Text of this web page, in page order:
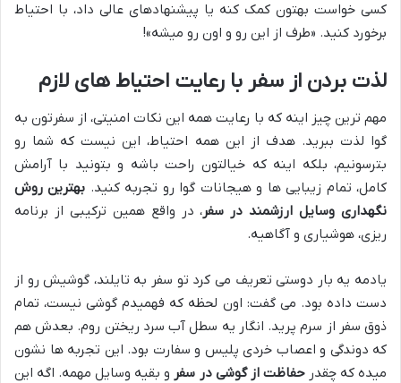
کسی خواست بهتون کمک کنه یا پیشنهادهای عالی داد، با احتیاط
برخورد کنید. «طرف از این رو و اون رو میشه»!
لذت بردن از سفر با رعایت احتیاط های لازم
مهم ترین چیز اینه که با رعایت همه این نکات امنیتی، از سفرتون به
گوا لذت ببرید. هدف از این همه احتیاط، این نیست که شما رو
بترسونیم، بلکه اینه که خیالتون راحت باشه و بتونید با آرامش
کامل، تمام زیبایی ها و هیجانات گوا رو تجربه کنید. بهترین روش
نگهداری وسایل ارزشمند در سفر، در واقع همین ترکیبی از برنامه
ریزی، هوشیاری و آگاهیه.
یادمه یه بار دوستی تعریف می کرد تو سفر به تایلند، گوشیش رو از
دست داده بود. می گفت: اون لحظه که فهمیدم گوشی نیست، تمام
ذوق سفر از سرم پرید. انگار یه سطل آب سرد ریختن روم. بعدش هم
که دوندگی و اعصاب خردی پلیس و سفارت بود. این تجربه ها نشون
میده که چقدرحفاظت از گوشی در سفر و بقیه وسایل مهمه. اگه این